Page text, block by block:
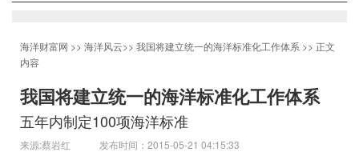
海洋财富网 >> 海洋风云>> 我国将建立统一的海洋标准化工作体系 >> 正文
内容
我国将建立统一的海洋标准化工作体系
五年内制定100项海洋标准
来源:蔡岩红 发布时间：2015-05-21 04:15:33